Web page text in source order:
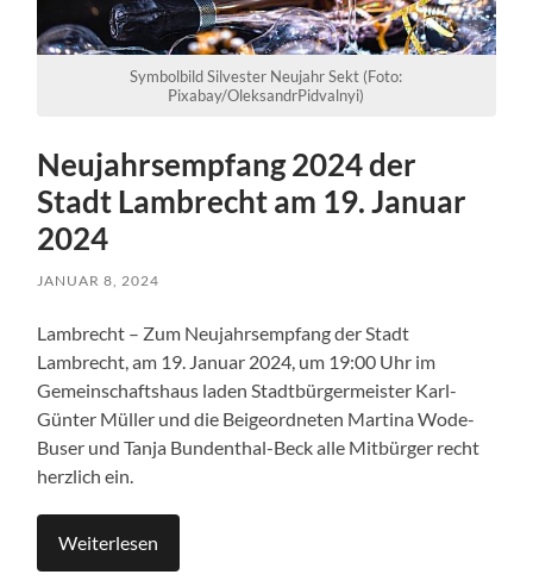
Symbolbild Silvester Neujahr Sekt (Foto:
Pixabay/OleksandrPidvalnyi)
Neujahrsempfang 2024 der
Stadt Lambrecht am 19. Januar
2024
JANUAR 8, 2024
Lambrecht – Zum Neujahrsempfang der Stadt
Lambrecht, am 19. Januar 2024, um 19:00 Uhr im
Gemeinschaftshaus laden Stadtbürgermeister Karl-
Günter Müller und die Beigeordneten Martina Wode-
Buser und Tanja Bundenthal-Beck alle Mitbürger recht
herzlich ein.
Weiterlesen